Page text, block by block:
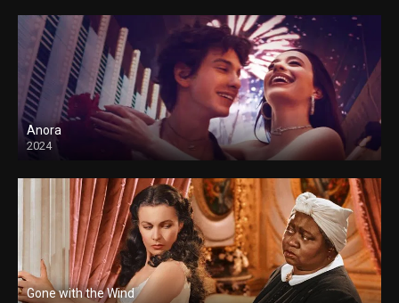
Anora
2024
Gone with the Wind